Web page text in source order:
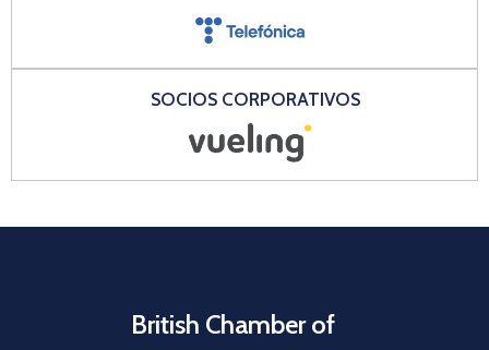
SOCIOS CORPORATIVOS
British Chamber of